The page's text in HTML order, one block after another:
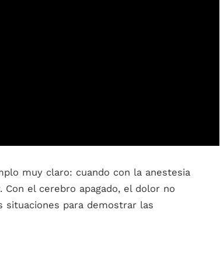
muy claro: cuando con la anestesia
Con el cerebro apagado, el dolor no
situaciones para demostrar las